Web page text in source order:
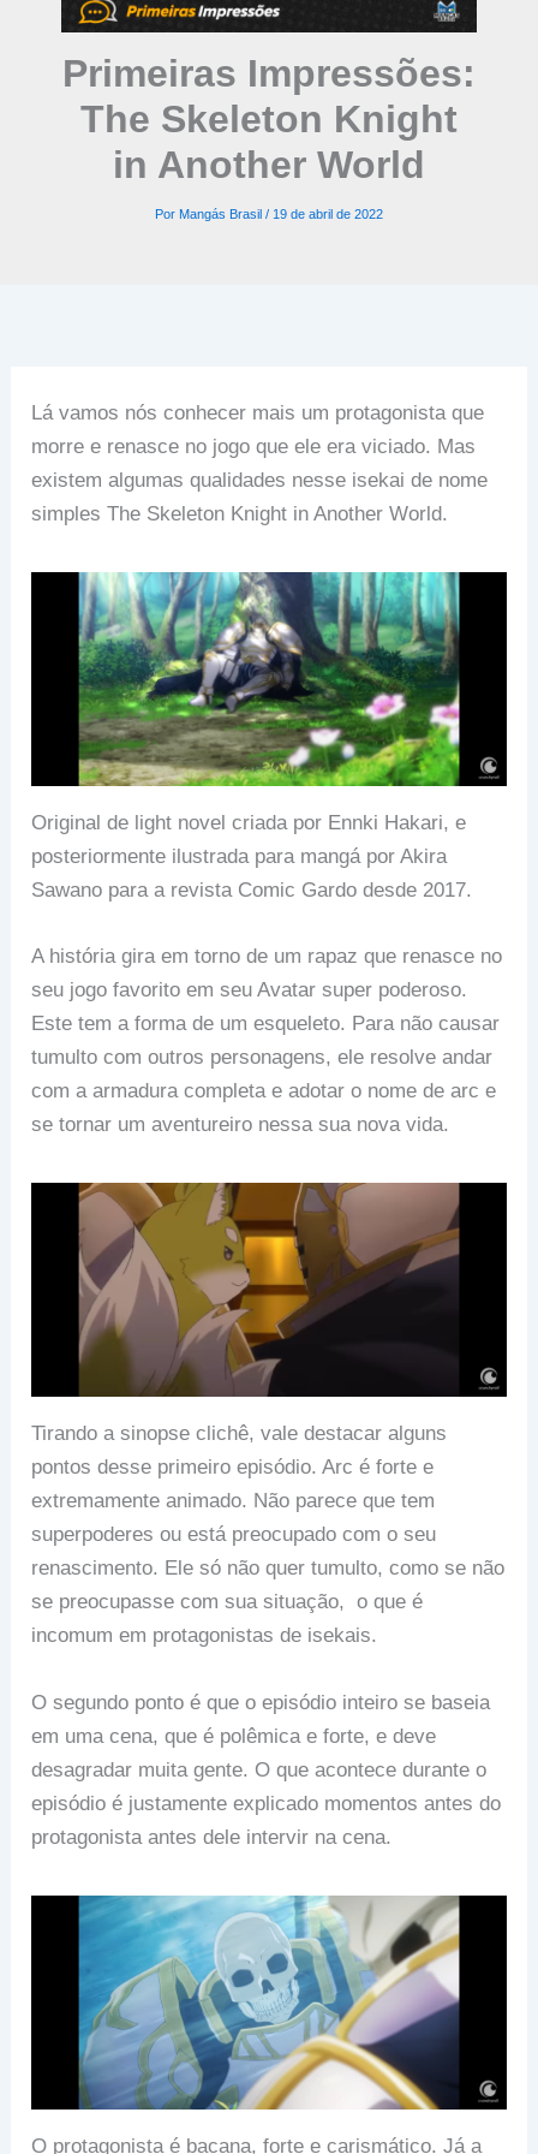
Primeiras Impressões:
The Skeleton Knight
in Another World
Por Mangás Brasil / 19 de abril de 2022
Lá vamos nós conhecer mais um protagonista que
morre e renasce no jogo que ele era viciado. Mas
existem algumas qualidades nesse isekai de nome
simples The Skeleton Knight in Another World.
Original de light novel criada por Ennki Hakari, e
posteriormente ilustrada para mangá por Akira
Sawano para a revista Comic Gardo desde 2017.
A história gira em torno de um rapaz que renasce no
seu jogo favorito em seu Avatar super poderoso.
Este tem a forma de um esqueleto. Para não causar
tumulto com outros personagens, ele resolve andar
com a armadura completa e adotar o nome de arc e
se tornar um aventureiro nessa sua nova vida.
Tirando a sinopse clichê, vale destacar alguns
pontos desse primeiro episódio. Arc é forte e
extremamente animado. Não parece que tem
superpoderes ou está preocupado com o seu
renascimento. Ele só não quer tumulto, como se não
se preocupasse com sua situação, o que é
incomum em protagonistas de isekais.
O segundo ponto é que o episódio inteiro se baseia
em uma cena, que é polêmica e forte, e deve
desagradar muita gente. O que acontece durante o
episódio é justamente explicado momentos antes do
protagonista antes dele intervir na cena.
O protagonista é bacana, forte e carismático. Já a